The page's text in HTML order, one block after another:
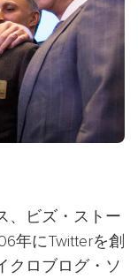
、ビズ・ストー
年にTwitterを創
クロブログ・ソ